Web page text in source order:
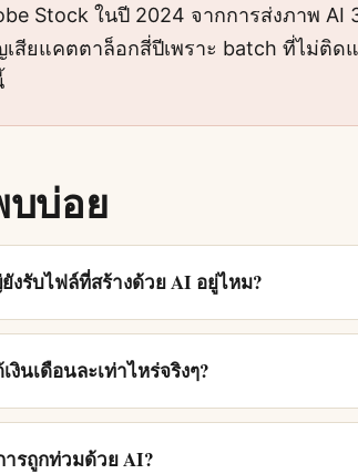
Stock ในปี 2024 จากการส่งภาพ AI
สียแคตตาล็อกสี่ปีเพราะ batch ที่ไม่ติ
บ่อย
งรับไฟล์ที่สร้างด้วย AI อยู่ไหม?
นเดือนละเท่าไหร่จริงๆ?
รถูกท่วมด้วย AI?